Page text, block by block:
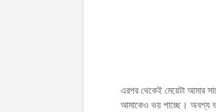
এরপর থেকেই মেয়েটা আমার
আমাকেও ভয় পাচ্ছে। অবশ্য